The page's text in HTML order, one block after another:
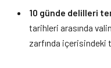
10 günde delilleri
tarihleri arasında
zarfında içerisindeki